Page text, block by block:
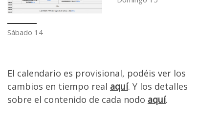
Sábado 14
El calendario es provisional, podéis ver los
cambios en tiempo real aquí. Y los detalles
sobre el contenido de cada nodo aquí.